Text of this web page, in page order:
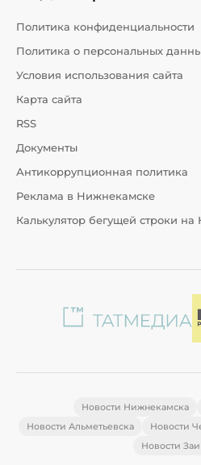
Политика конфиденциальности
Политика о персональных
Условия использования сайта
Карта сайта
RSS
Документы
Антикоррупционная политика
Реклама в Нижнекамске
Калькулятор бегущей строки на
Новости Нижнекамска
Новости Альметьевска
Новости
Новости